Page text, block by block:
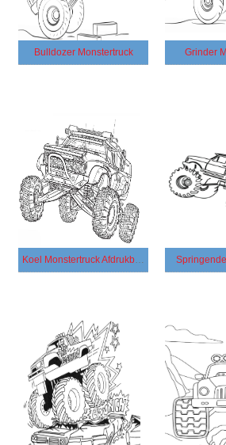
Bulldozer Monstertruck Grinder
Koel Monstertruck Afdrukbaar